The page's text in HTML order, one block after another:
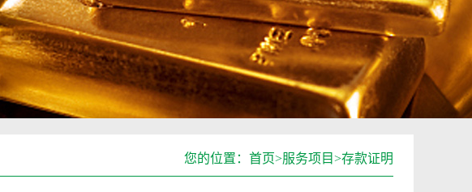
您的位置： 首页>服务项目>存款证明